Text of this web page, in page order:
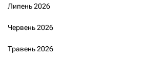
Липень 2026
Червень 2026
Травень 2026